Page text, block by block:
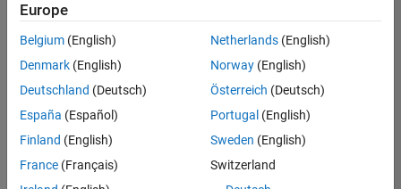
correspondant
à vos
critères
de
recherche.
Vous
pouvez
élargir
votre
Europe
Belgium (English)
Denmark (English)
Deutschland (Deutsch)
España (Español)
Finland (English)
France (Français)
Netherlands(English)
Norway(English)
Österreich (Deutsch)
Portugal (English)
Sweden (English)
Switzerland